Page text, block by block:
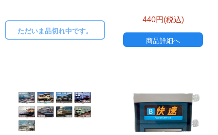
ただいま品切れ中です。
440円(税込)
商品詳細へ